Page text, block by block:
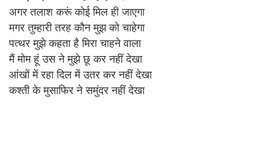
अगर तलाश करूं कोई मिल ही जाएगा
मगर तुम्हारी तरह कौन मुझ को चाहेगा
पत्थर मुझे कहता है मिरा चाहने वाला
मैं मोम हूं उस ने मुझे छू कर नहीं देखा
आंखों में रहा दिल में उतर कर नहीं देखा
कश्ती के मुसाफिर ने समुंदर नहीं देखा